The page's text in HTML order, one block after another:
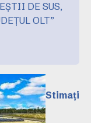
DE SUS,
OLT”
Stimați